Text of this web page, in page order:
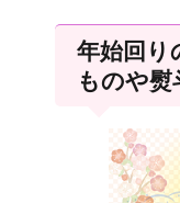
年始回り
ものや熨